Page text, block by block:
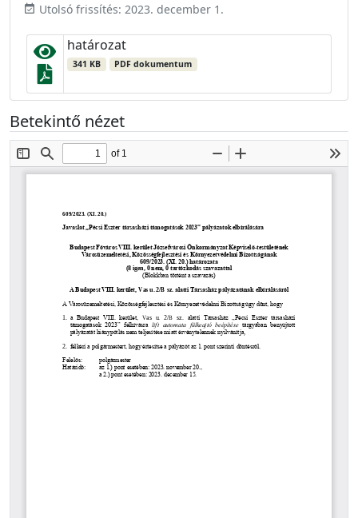
event_available Utolsó frissítés: 2023. december 1.
határozat
341 KB PDF dokumentum
Betekintő nézet